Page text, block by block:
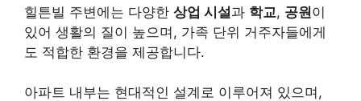
힐튼빌 주변에는 다양한 상업 시설과 학교, 공원이
있어 생활의 질이 높으며, 가족 단위 거주자들에게
도 적합한 환경을 제공합니다.
아파트 내부는 현대적인 설계로 이루어져 있으며,